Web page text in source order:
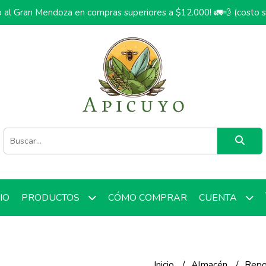
al Gran Mendoza en compras superiores a $12.000! 🚛💨 (costo
PRODUCTOS CÓMO COMPRAR CUENTA